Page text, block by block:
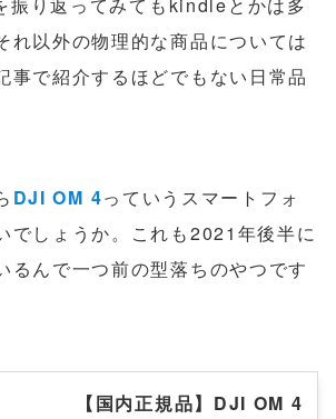
れ以外の物理的な商品については
事で紹介するほどでもない日常品
DJI OM 4っていうスマートフォ
でしょうか。これも2021年後半に
るんで一つ前の型落ちのやつです
【国内正規品】DJI OM 4